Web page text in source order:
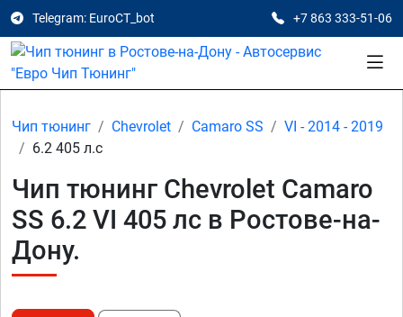
Telegram: EuroCT_bot +7 863 333-51-06
Чип тюнинг Chevrolet Camaro SS
VI - 2014 - 2019
6.2 405 л.с
Чип тюнинг Chevrolet Camaro
SS 6.2 VI 405 лс в Ростове-на-
Дону.